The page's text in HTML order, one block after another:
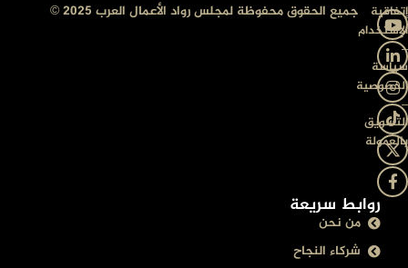
روابط سريعة
من نحن
شركاء النجاح
جميع الحقوق محفوظة لمجلس رواد الأعمال العرب 2025 ©
إتفاقية
الإستخدام
–
سياسة
الخصوصية
–
التسويق
بالعمولة